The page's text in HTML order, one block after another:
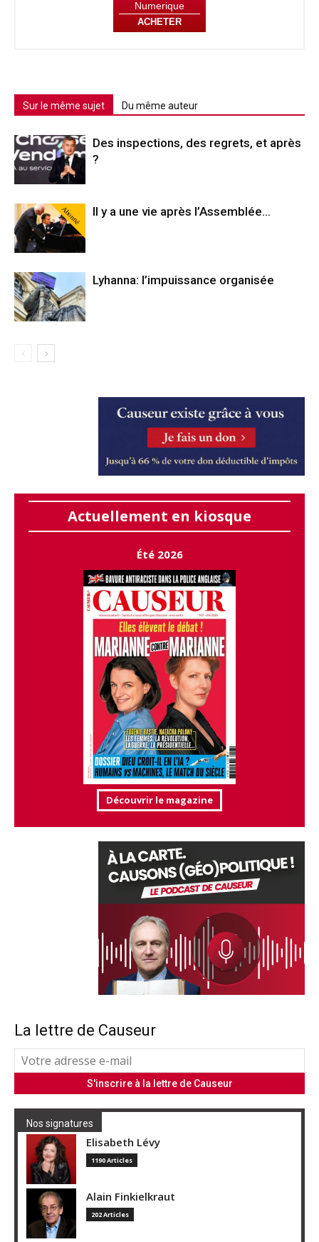
Numerique
ACHETER
Sur le même sujet Du même auteur
Des inspections, des regrets, et après
?
Abonné Il y a une vie après l’Assemblée…
Lyhanna: l’impuissance organisée
Actuellement en kiosque
Été 2026
Découvrir le magazine
La lettre de Causeur
Nos signatures
Elisabeth Lévy
1190 Articles
Alain Finkielkraut
202 Articles